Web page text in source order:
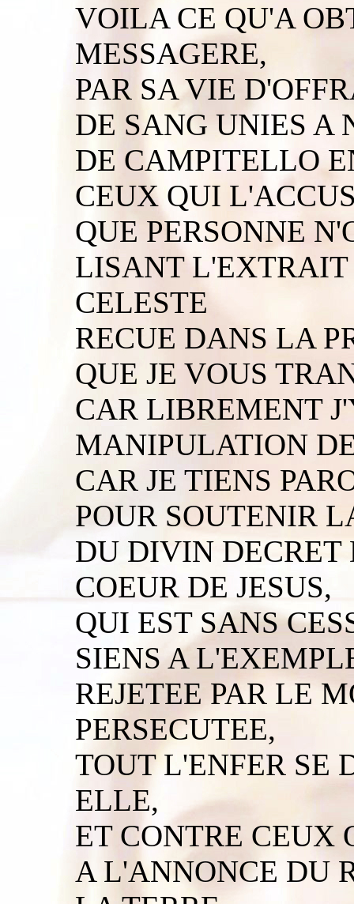
VOILA CE QU'A
MESSAGERE,
PAR SA VIE
DE SANG UNIES A
DE CAMPITELLO
CEUX QUI
QUE PERSONNE
LISANT L'EXTRAIT
CELESTE
RECUE DANS LA
QUE JE VOUS
CAR LIBREMENT
MANIPULATION
CAR JE TIENS
POUR SOUTENIR
DU DIVIN DECRET
COEUR DE JESUS,
QUI EST SANS
SIENS A
REJETEE PAR LE
PERSECUTEE,
TOUT L'ENFER SE
ELLE,
ET CONTRE CEUX
A L'ANNONCE DU